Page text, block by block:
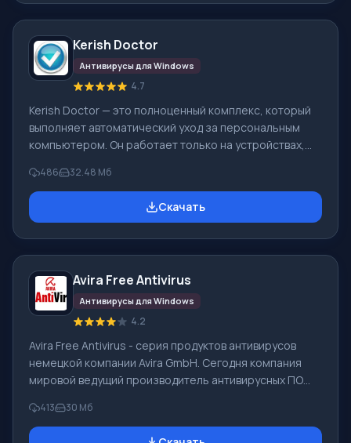
современных и актуальных баз вирусных сигнатур.
Если база будет устаревшая, прису
Kerish Doctor
Антивирусы для Windows
4.7
Kerish Doctor — это полноценный комплекс, который
выполняет автоматический уход за персональным
компьютером. Он работает только на устройствах,
Windows. Благодаря этому софту будут внесены
исправления в работу системы вашего ПК, также
будут исправлены возникшие ошибки и проведена
будет оптимизирован и полностью защищен. Ke
486 32.48 Мб
Скачать
Avira Free Antivirus
Антивирусы для Windows
4.2
Avira Free Antivirus - серия продуктов антивирусов
немецкой компании Avira GmbH. Сегодня компания
мировой ведущий производитель антивирусных ПО
профессионального. Avira GmbH имеет огромный
опыт, поэтому выпускаемое программное
413 30 Мб